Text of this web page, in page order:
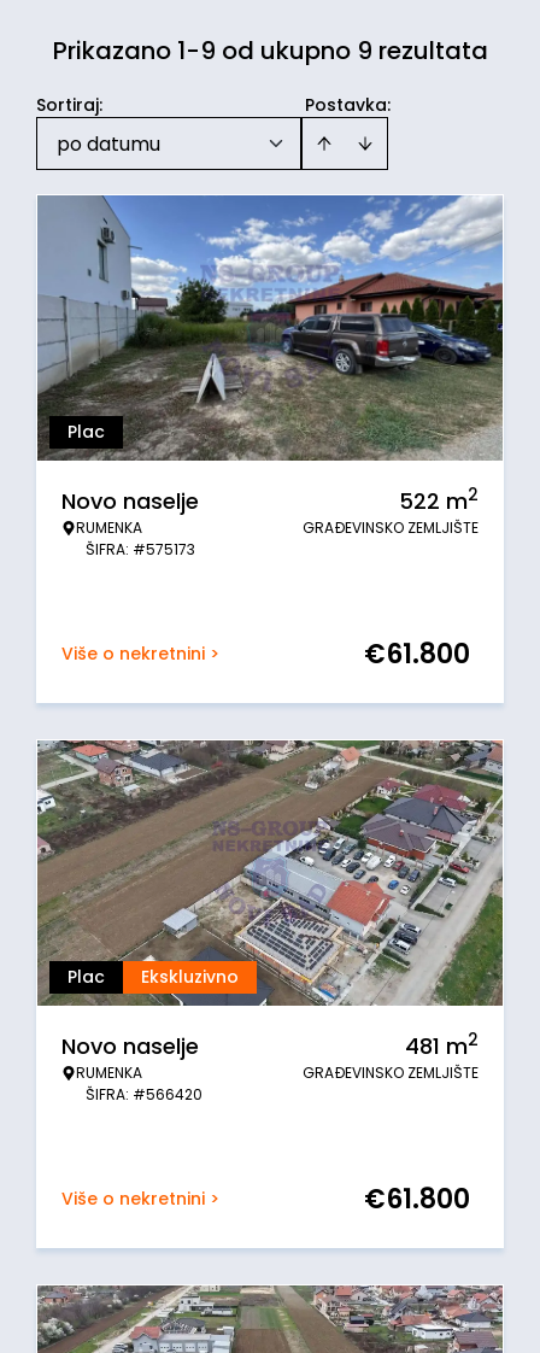
Prikazano 1-9 od ukupno 9 rezultata
Postavka:
Sortiraj:
po datumu
Plac
Novo naselje
RUMENKA
ŠIFRA: #575173
522 m2
GRAĐEVINSKO ZEMLJIŠTE
Više o nekretnini > €61.800
Plac Ekskluzivno
Novo naselje
RUMENKA
ŠIFRA: #566420
481 m2
GRAĐEVINSKO ZEMLJIŠTE
Više o nekretnini > €61.800